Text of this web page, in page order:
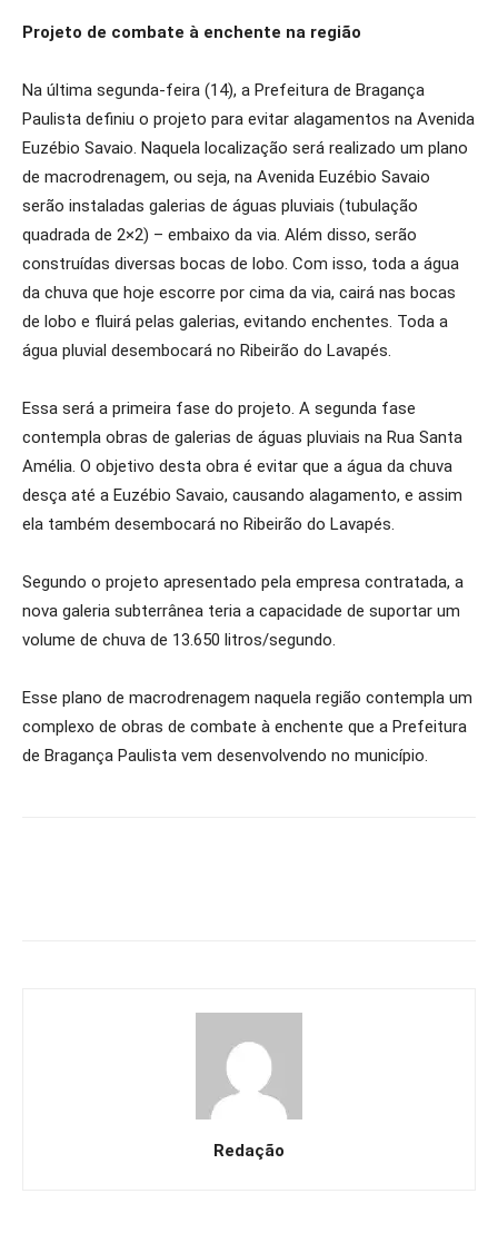
Projeto de combate à enchente na região
Na última segunda-feira (14), a Prefeitura de Bragança
Paulista definiu o projeto para evitar alagamentos na Avenida
Euzébio Savaio. Naquela localização será realizado um plano
de macrodrenagem, ou seja, na Avenida Euzébio Savaio
serão instaladas galerias de águas pluviais (tubulação
quadrada de 2×2) – embaixo da via. Além disso, serão
construídas diversas bocas de lobo. Com isso, toda a água
da chuva que hoje escorre por cima da via, cairá nas bocas
de lobo e fluirá pelas galerias, evitando enchentes. Toda a
água pluvial desembocará no Ribeirão do Lavapés.
Essa será a primeira fase do projeto. A segunda fase
contempla obras de galerias de águas pluviais na Rua Santa
Amélia. O objetivo desta obra é evitar que a água da chuva
desça até a Euzébio Savaio, causando alagamento, e assim
ela também desembocará no Ribeirão do Lavapés.
Segundo o projeto apresentado pela empresa contratada, a
nova galeria subterrânea teria a capacidade de suportar um
volume de chuva de 13.650 litros/segundo.
Esse plano de macrodrenagem naquela região contempla um
complexo de obras de combate à enchente que a Prefeitura
de Bragança Paulista vem desenvolvendo no município.
Redação